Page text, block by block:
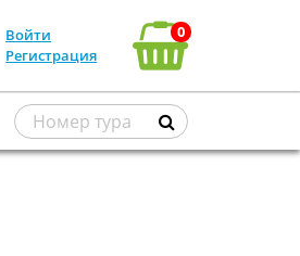
Войти
Регистрация
0